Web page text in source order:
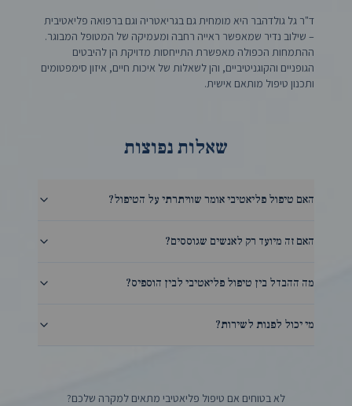
ד"ר גל גולדהבר היא מומחית גם בגריאטריה וגם ברפואה פליאטיבית
– שילוב נדיר שמאפשר ראייה רחבה ומעמיקה של המטופל המבוגר.
ההתמחות הכפולה מאפשרת התייחסות מדויקת הן להיבטים
הגופניים והקוגניטיביים, והן לשאלות של איכות חיים, איזון סימפטומים
ותכנון טיפול מותאם אישית.
שאלות נפוצות
האם טיפול פליאטיבי אומר שוויתרתי על הטיפול?
האם זה מיועד רק לאנשים שגוססים?
מה ההבדל בין טיפול פליאטיבי לבין הוספיס?
מי יכול לפנות לשירות?
לא בטוחים אם טיפול פליאטיבי מתאים למקרה שלכם?